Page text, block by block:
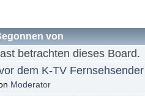
von
betrachten dieses Board.
dem K-TV Fernsehsender
Moderator